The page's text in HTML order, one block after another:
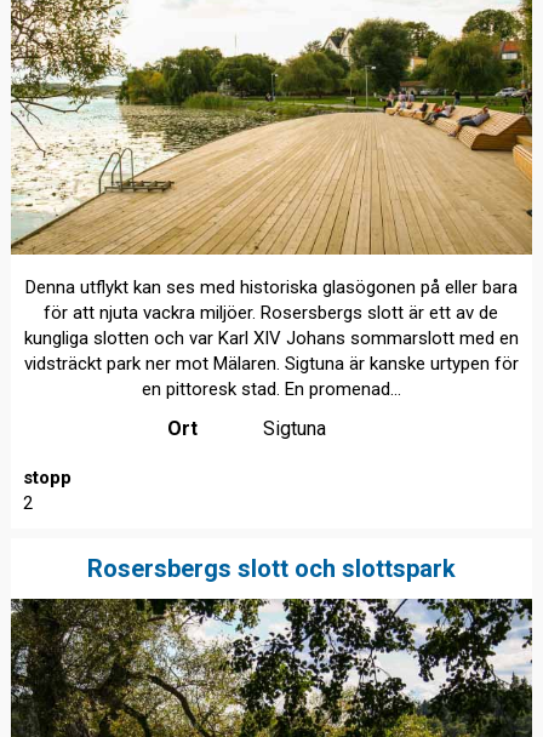
Denna utflykt kan ses med historiska glasögonen på eller bara
för att njuta vackra miljöer. Rosersbergs slott är ett av de
kungliga slotten och var Karl XIV Johans sommarslott med en
vidsträckt park ner mot Mälaren. Sigtuna är kanske urtypen för
en pittoresk stad. En promenad...
Ort Sigtuna
stopp
2
Rosersbergs slott och slottspark